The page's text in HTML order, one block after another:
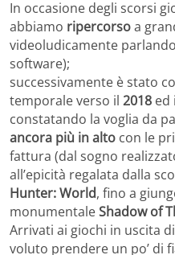
In occasione degli scorsi
abbiamo ripercorsoa
videoludicamente
software);
successivamente è stato
temporale verso il 2018 ed
constatando la voglia da
ancora più in alto con le
fattura (dal sogno
all’epicità regalata dalla
Hunter: World, fino a
monumentaleShadow of
Arrivati ai giochi in uscita di
voluto prendere un po’ di